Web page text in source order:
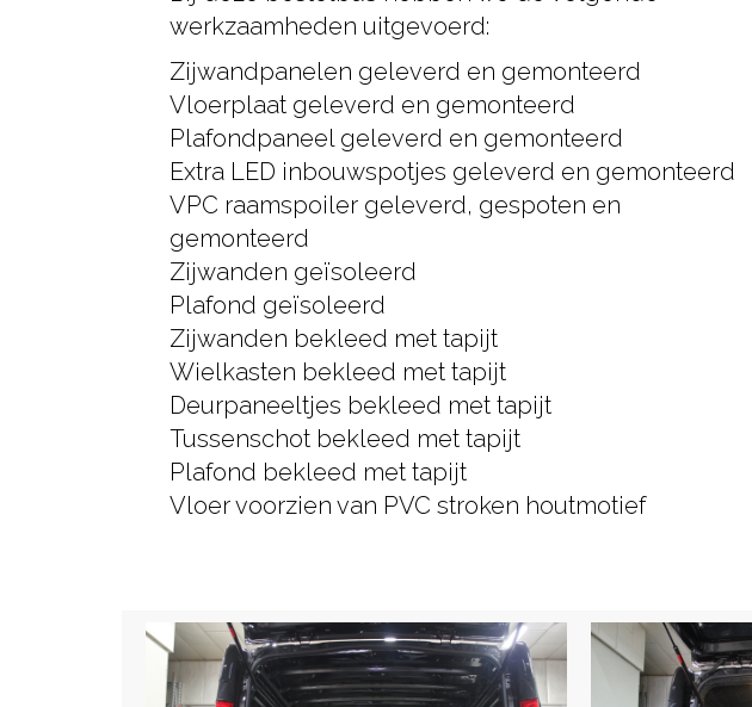
werkzaamheden uitgevoerd:
Zijwandpanelen geleverd en gemonteerd
Vloerplaat geleverd en gemonteerd
Plafondpaneel geleverd en gemonteerd
Extra LED inbouwspotjes geleverd en gemonteerd
VPC raamspoiler geleverd, gespoten en
gemonteerd
Zijwanden geïsoleerd
Plafond geïsoleerd
Zijwanden bekleed met tapijt
Wielkasten bekleed met tapijt
Deurpaneeltjes bekleed met tapijt
Tussenschot bekleed met tapijt
Plafond bekleed met tapijt
Vloer voorzien van PVC stroken houtmotief